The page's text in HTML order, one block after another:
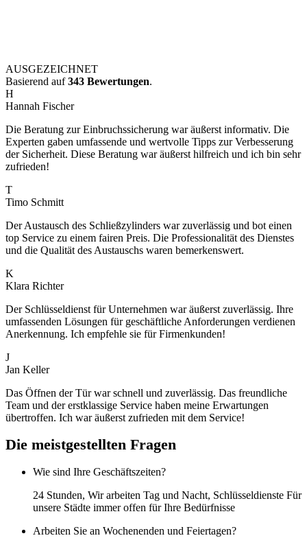
AUSGEZEICHNET
Basierend auf343 Bewertungen.
H
Hannah Fischer
Die Beratung zur Einbruchssicherung war äußerst informativ. Die
Experten gaben umfassende und wertvolle Tipps zur Verbesserung
der Sicherheit. Diese Beratung war äußerst hilfreich und ich bin sehr
zufrieden!
T
Timo Schmitt
Der Austausch des Schließzylinders war zuverlässig und bot einen
top Service zu einem fairen Preis. Die Professionalität des Dienstes
und die Qualität des Austauschs waren bemerkenswert.
K
Klara Richter
Der Schlüsseldienst für Unternehmen war äußerst zuverlässig. Ihre
umfassenden Lösungen für geschäftliche Anforderungen verdienen
Anerkennung. Ich empfehle sie für Firmenkunden!
J
Jan Keller
Das Öffnen der Tür war schnell und zuverlässig. Das freundliche
Team und der erstklassige Service haben meine Erwartungen
übertroffen. Ich war äußerst zufrieden mit dem Service!
Die meistgestellten Fragen
Wie sind Ihre Geschäftszeiten?
24 Stunden, Wir arbeiten Tag und Nacht, Schlüsseldienste Für
unsere Städte immer offen für Ihre Bedürfnisse
Arbeiten Sie an Wochenenden und Feiertagen?